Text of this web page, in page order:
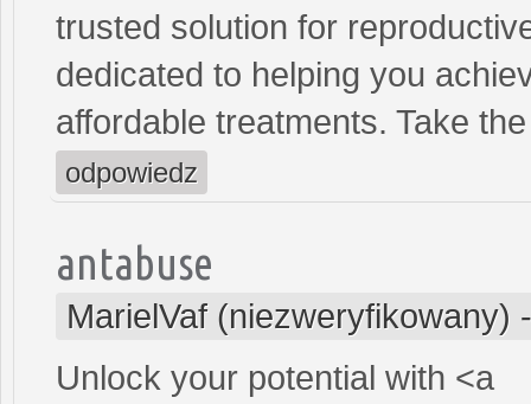
trusted solution for
dedicated to helping you
affordable treatments. Take
odpowiedz
antabuse
MarielVaf (niezweryfikowany)
Unlock your potential with <a